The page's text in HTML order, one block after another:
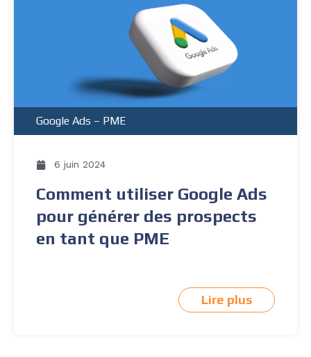
Google Ads – PME
6 juin 2024
Comment utiliser Google Ads
pour générer des prospects
en tant que PME
Lire plus